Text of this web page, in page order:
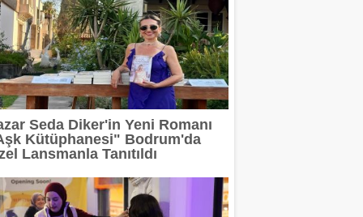
milyar TL'ye taşıdı
Arasında
Seda Diker'in Yeni Romanı
Kütüphanesi" Bodrum'da
Lansmanla Tanıtıldı